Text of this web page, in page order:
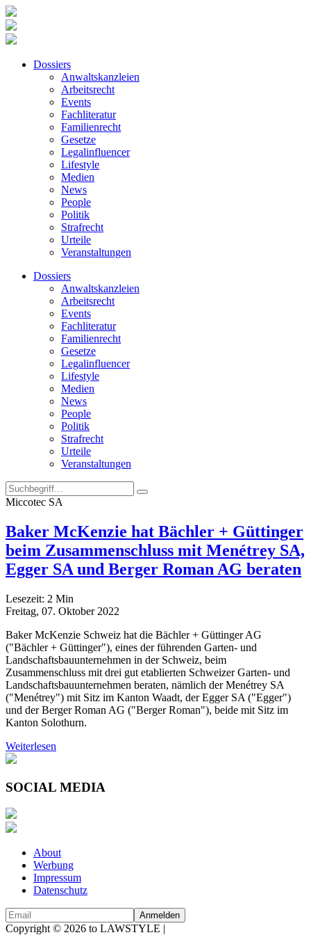
Dossiers
Anwaltskanzleien
Arbeitsrecht
Events
Fachliteratur
Familienrecht
Gesetze
Legalinfluencer
Lifestyle
Medien
News
People
Politik
Strafrecht
Urteile
Veranstaltungen
Dossiers
Anwaltskanzleien
Arbeitsrecht
Events
Fachliteratur
Familienrecht
Gesetze
Legalinfluencer
Lifestyle
Medien
News
People
Politik
Strafrecht
Urteile
Veranstaltungen
Miccotec SA
Baker McKenzie hat Bächler + Güttinger
beim Zusammenschluss mit Menétrey SA,
Egger SA und Berger Roman AG beraten
Lesezeit: 2 Min
Freitag, 07. Oktober 2022
Baker McKenzie Schweiz hat die Bächler + Güttinger AG
("Bächler + Güttinger"), eines der führenden Garten- und
Landschaftsbauunternehmen in der Schweiz, beim
Zusammenschluss mit drei gut etablierten Schweizer Garten- und
Landschaftsbauunternehmen beraten, nämlich der Menétrey SA
("Menétrey") mit Sitz im Kanton Waadt, der Egger SA ("Egger")
und der Berger Roman AG ("Berger Roman"), beide mit Sitz im
Kanton Solothurn.
Weiterlesen
SOCIAL MEDIA
About
Werbung
Impressum
Datenschutz
Copyright © 2026 to LAWSTYLE |